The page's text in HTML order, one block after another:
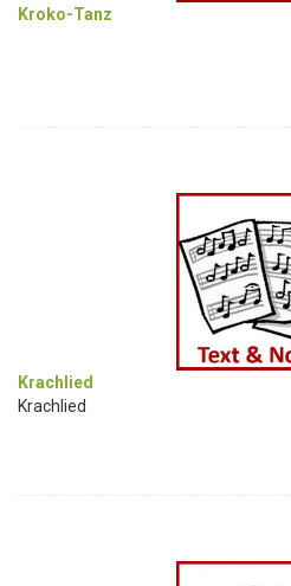
Kroko-Tanz
Krachlied
Krachlied